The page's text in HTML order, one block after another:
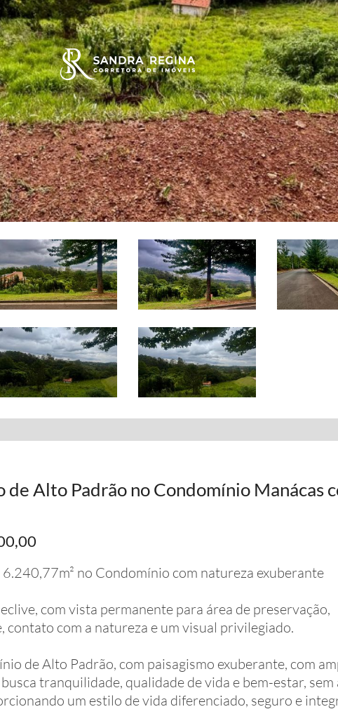
Alto Padrão no Condomínio Manácas
no Condomínio com natureza exuberante
com vista permanente para área de preservação,
contato com a natureza e um visual privilegiado.
de Alto Padrão, com paisagismo exuberante, com
tranquilidade, qualidade de vida e bem-estar,
um estilo de vida diferenciado, seguro e